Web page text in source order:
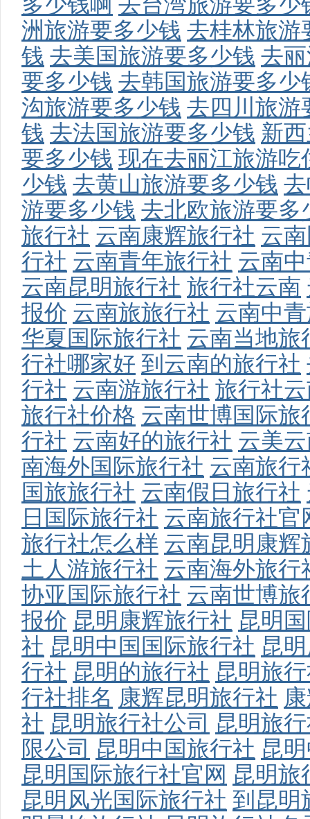
洲旅游要多少钱 去桂林旅游
钱 去美国旅游要多少钱 去
要多少钱 去韩国旅游要多少
沟旅游要多少钱 去四川旅游
钱 去法国旅游要多少钱 新
要多少钱 现在去丽江旅游吃
少钱 去黄山旅游要多少钱
游要多少钱 去北欧旅游要多
旅行社 云南康辉旅行社 云
行社 云南青年旅行社 云南
云南昆明旅行社 旅行社云南
报价 云南旅旅行社 云南中
华夏国际旅行社 云南当地旅
行社哪家好 到云南的旅行社
行社 云南游旅行社 旅行社
旅行社价格 云南世博国际旅
行社 云南好的旅行社 云美
南海外国际旅行社 云南旅行
国旅旅行社 云南假日旅行社
日国际旅行社 云南旅行社官
旅行社怎么样 云南昆明康辉
土人游旅行社 云南海外旅行
协亚国际旅行社 云南世博旅
报价 昆明康辉旅行社 昆明
社 昆明中国国际旅行社 昆
行社 昆明的旅行社 昆明旅
行社排名 康辉昆明旅行社
社 昆明旅行社公司 昆明旅
限公司 昆明中国旅行社 昆
昆明国际旅行社官网 昆明旅
昆明风光国际旅行社 到昆明